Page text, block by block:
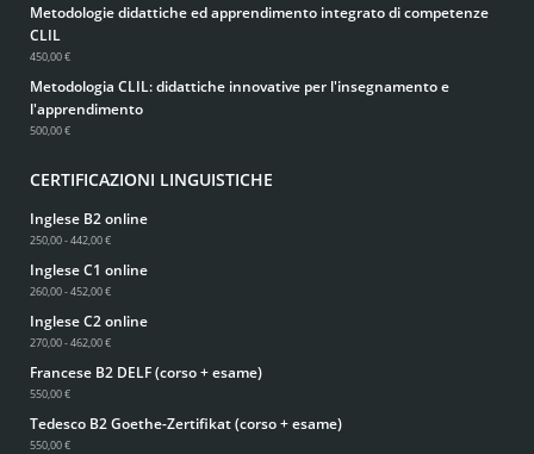
Metodologie didattiche ed apprendimento integrato di competenze
CLIL
450,00 €
Metodologia CLIL: didattiche innovative per l'insegnamento e
l'apprendimento
500,00 €
CERTIFICAZIONI LINGUISTICHE
Inglese B2 online
250,00 - 442,00 €
Inglese C1 online
260,00 - 452,00 €
Inglese C2 online
270,00 - 462,00 €
Francese B2 DELF (corso + esame)
550,00 €
Tedesco B2 Goethe-Zertifikat (corso + esame)
550,00 €